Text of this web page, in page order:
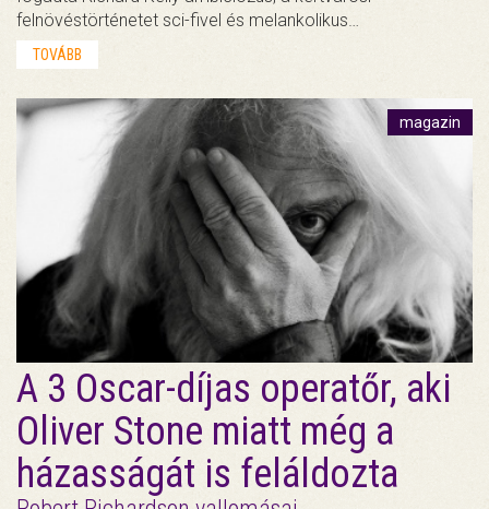
felnövéstörténetet sci-fivel és melankolikus…
TOVÁBB
magazin
A 3 Oscar-díjas operatőr, aki
Oliver Stone miatt még a
házasságát is feláldozta